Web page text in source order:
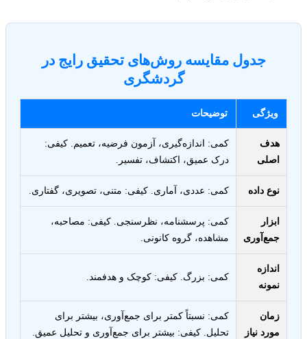
جدول مقایسه روش‌های تحقیق رایج در
گردشگری
ویژگی توضیحات
هدف
اصلی
کمی: اندازه‌گیری، آزمون فرضیه، تعمیم. کیفی:
درک عمیق، اکتشاف، تفسیر.
نوع داده کمی: عددی، آماری. کیفی: متنی، تصویری، گفتاری.
ابزار
جمع‌آوری
کمی: پرسشنامه، نظرسنجی. کیفی: مصاحبه،
مشاهده، گروه کانونی.
اندازه
نمونه
کمی: بزرگ. کیفی: کوچک و هدفمند.
زمان
مورد نیاز
کمی: نسبتاً کمتر برای جمع‌آوری، بیشتر برای
تحلیل. کیفی: بیشتر برای جمع‌آوری و تحلیل عمیق.